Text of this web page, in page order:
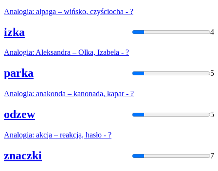
Analogia: alpaga – wińsko, czyściocha - ?
izka 4
Analogia: Aleksandra – Olka, Izabela - ?
parka 5
Analogia: anakonda – kanonada, kapar - ?
odzew 5
Analogia: akcja – reakcja, hasło - ?
znaczki 7